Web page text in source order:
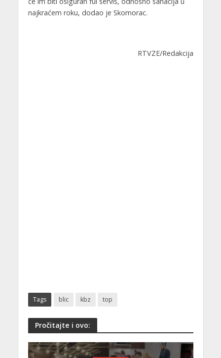
najkraćem roku, dodao je Skomorac.
RTVZE/Redakcija
Tags blic kbz top
Pročitajte i ovo: